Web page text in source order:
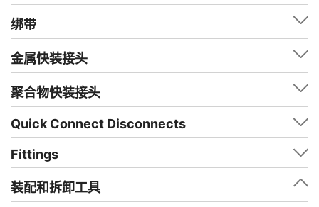
绑带
金属快装接头
聚合物快装接头
Quick Connect Disconnects
Fittings
装配和拆卸工具